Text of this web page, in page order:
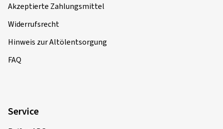
Akzeptierte Zahlungsmittel
Widerrufsrecht
Hinweis zur Altölentsorgung
FAQ
Service